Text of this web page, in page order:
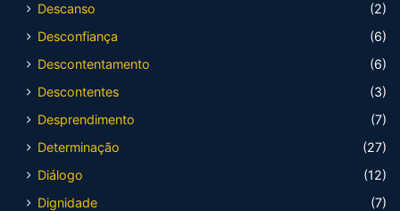
Descanso
(2)
Desconfiança
(6)
Descontentamento
(6)
Descontentes
(3)
Desprendimento
(7)
Determinação
(27)
Diálogo
(12)
Dignidade
(7)